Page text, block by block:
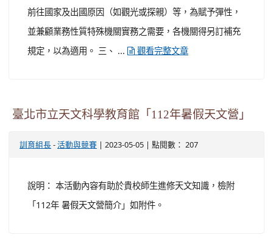
前往國家及出國原因（如觀光或探親）等，為賦予彈性，
並兼顧業務性質特殊機關實務之需要，各機關得另訂補充
規定，以為適用。 三、 ...
觀看完整文章
臺北市立天文科學教育館「112年暑假天文營」
訓育組長 - 活動與競賽 | 2023-05-05 | 點閱數： 207
說明： 本活動內容有助於貴校師生進修天文知識，檢附
「112年 暑假天文營簡介」如附件。